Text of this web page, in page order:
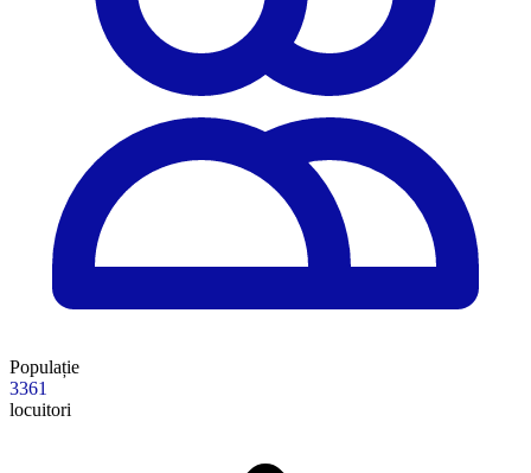
Populație
3361
locuitori